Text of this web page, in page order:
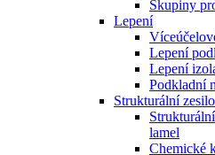
Skupiny
Lepení
Lepení
Lepení
Podkladní
Strukturální
lamel
Chemické